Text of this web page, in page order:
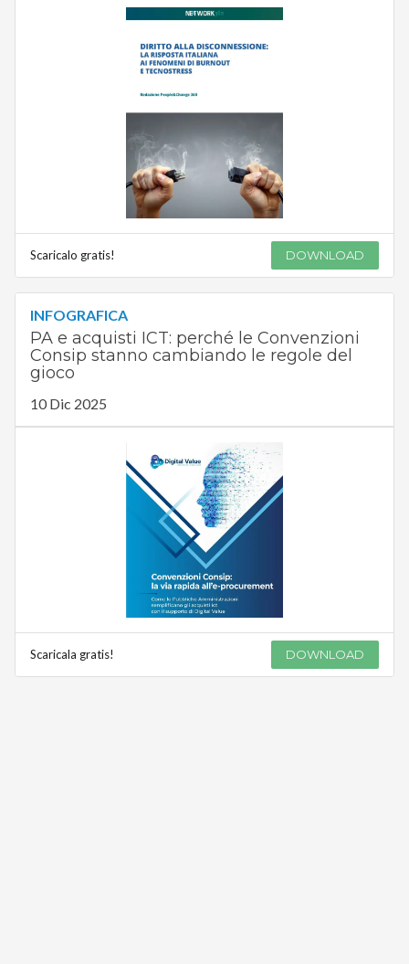
Scaricalo gratis! DOWNLOAD
INFOGRAFICA
PA e acquisti ICT: perché le Convenzioni
Consip stanno cambiando le regole del
gioco
10 Dic 2025
Scaricala gratis! DOWNLOAD